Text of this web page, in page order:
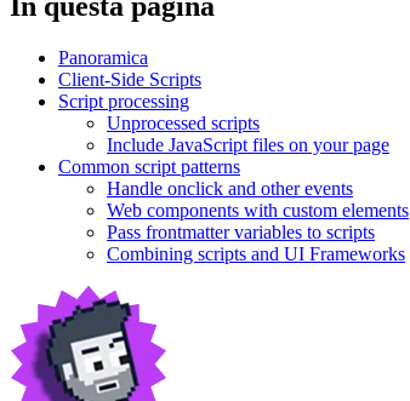
Panoramica
Client-Side Scripts
Script processing
Unprocessed scripts
Include JavaScript files on your page
Common script patterns
Handle onclick and other events
Web components with custom elements
Pass frontmatter variables to scripts
Combining scripts and UI Frameworks